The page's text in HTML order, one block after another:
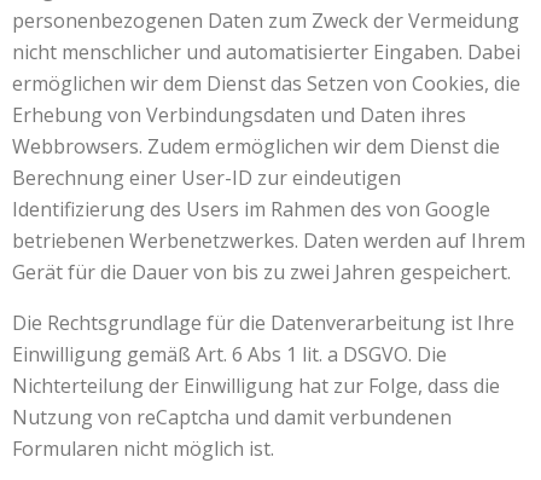
personenbezogenen Daten zum Zweck der Vermeidung
nicht menschlicher und automatisierter Eingaben. Dabei
ermöglichen wir dem Dienst das Setzen von Cookies, die
Erhebung von Verbindungsdaten und Daten ihres
Webbrowsers. Zudem ermöglichen wir dem Dienst die
Berechnung einer User-ID zur eindeutigen
Identifizierung des Users im Rahmen des von Google
betriebenen Werbenetzwerkes. Daten werden auf Ihrem
Gerät für die Dauer von bis zu zwei Jahren gespeichert.
Die Rechtsgrundlage für die Datenverarbeitung ist Ihre
Einwilligung gemäß Art. 6 Abs 1 lit. a DSGVO. Die
Nichterteilung der Einwilligung hat zur Folge, dass die
Nutzung von reCaptcha und damit verbundenen
Formularen nicht möglich ist.